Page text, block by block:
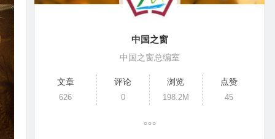
中国之窗
中国之窗总编室
文章
626
评论
0
浏览
198.2M
点赞
45